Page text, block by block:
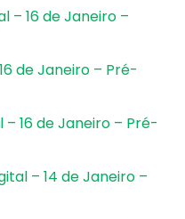
– 16 de Janeiro –
de Janeiro – Pré-
16 de Janeiro – Pré-
– 14 de Janeiro –